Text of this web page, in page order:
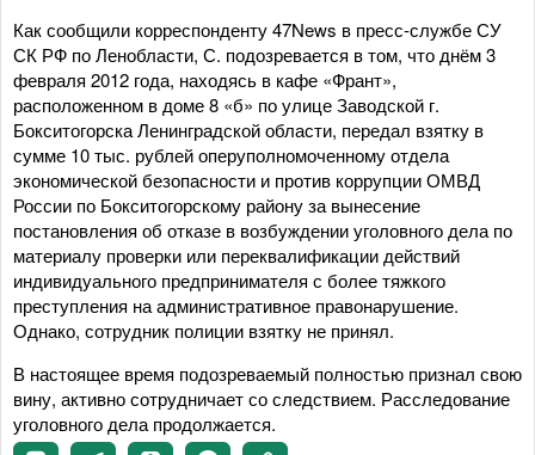
Как сообщили корреспонденту 47News в пресс-службе СУ
СК РФ по Ленобласти, С. подозревается в том, что днём 3
февраля 2012 года, находясь в кафе «Франт»,
расположенном в доме 8 «б» по улице Заводской г.
Бокситогорска Ленинградской области, передал взятку в
сумме 10 тыс. рублей оперуполномоченному отдела
экономической безопасности и против коррупции ОМВД
России по Бокситогорскому району за вынесение
постановления об отказе в возбуждении уголовного дела по
материалу проверки или переквалификации действий
индивидуального предпринимателя с более тяжкого
преступления на административное правонарушение.
Однако, сотрудник полиции взятку не принял.
В настоящее время подозреваемый полностью признал свою
вину, активно сотрудничает со следствием. Расследование
уголовного дела продолжается.